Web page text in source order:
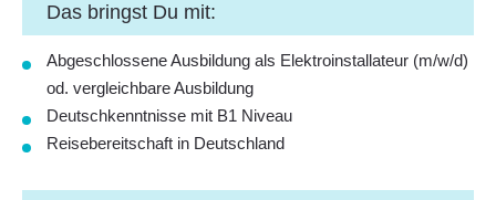
Das bringst Du mit:
Abgeschlossene Ausbildung als Elektroinstallateur (m/w/d)
od. vergleichbare Ausbildung
Deutschkenntnisse mit B1 Niveau
Reisebereitschaft in Deutschland